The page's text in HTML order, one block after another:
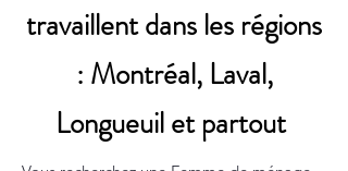
travaillent dans les régions
: Montréal, Laval,
Longueuil et partout